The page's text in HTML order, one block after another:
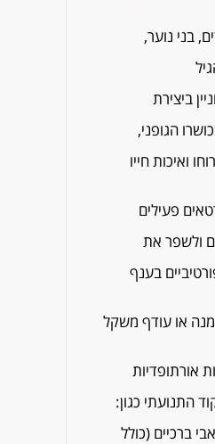
בני נוער,
ביצירת
הגופני,
ואיכות חייו
פעילים
ולשפר את
בענף
או עודף משקל
אורתופדיות
התנועתי כגון:
ברכיים (כולל